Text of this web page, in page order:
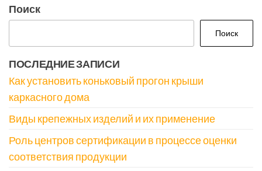
Поиск
Поиск
ПОСЛЕДНИЕ ЗАПИСИ
Как установить коньковый прогон крыши
каркасного дома
Виды крепежных изделий и их применение
Роль центров сертификации в процессе оценки
соответствия продукции